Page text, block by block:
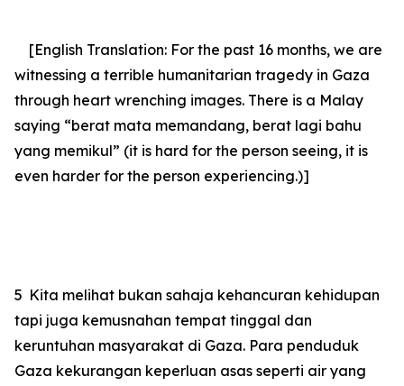
[English Translation: For the past 16 months, we are
witnessing a terrible humanitarian tragedy in Gaza
through heart wrenching images. There is a Malay
saying “berat mata memandang, berat lagi bahu
yang memikul” (it is hard for the person seeing, it is
even harder for the person experiencing.)]
5 Kita melihat bukan sahaja kehancuran kehidupan
tapi juga kemusnahan tempat tinggal dan
keruntuhan masyarakat di Gaza. Para penduduk
Gaza kekurangan keperluan asas seperti air yang